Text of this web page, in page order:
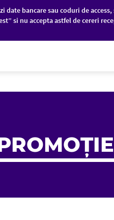
bancare sau coduri de
si nu accepta astfel de cereri